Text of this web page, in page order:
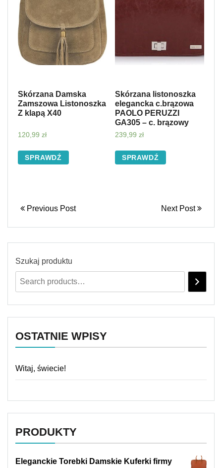
Skórzana Damska
Zamszowa Listonoszka
Z klapą X40
120,99 zł
SPRAWDŹ
Skórzana listonoszka
elegancka c.brązowa
PAOLO PERUZZI
GA305 – c. brązowy
239,99 zł
SPRAWDŹ
Previous Post Next Post
Szukaj produktu
OSTATNIE WPISY
Witaj, świecie!
PRODUKTY
Eleganckie Torebki Damskie Kuferki firmy